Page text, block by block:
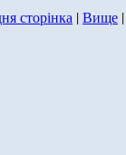
сторінка |Вище |